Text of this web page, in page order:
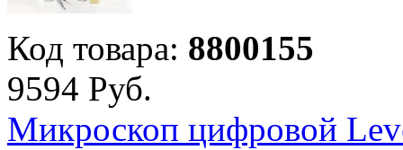
Код товара: 8800155
9594 Руб.
Микроскоп цифровой